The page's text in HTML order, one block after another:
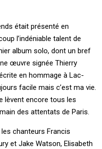
était présenté en
l’indéniable talent de
album solo, dont un bref
œuvre signée Thierry
en hommage à Lac-
facile mais c’est ma vie.
lèvent encore tous les
des attentats de Paris.
chanteurs Francis
et Jake Watson, Elisabeth